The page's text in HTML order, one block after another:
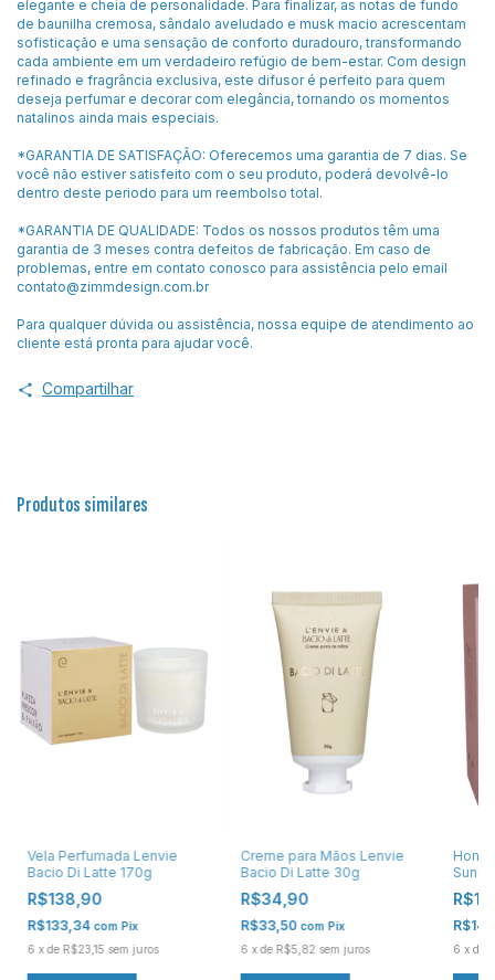
elegante e cheia de personalidade. Para finalizar, as notas de fundo
de baunilha cremosa, sândalo aveludado e musk macio acrescentam
sofisticação e uma sensação de conforto duradouro, transformando
cada ambiente em um verdadeiro refúgio de bem-estar. Com design
refinado e fragrância exclusiva, este difusor é perfeito para quem
deseja perfumar e decorar com elegância, tornando os momentos
natalinos ainda mais especiais.
*GARANTIA DE SATISFAÇÃO: Oferecemos uma garantia de 7 dias. Se
você não estiver satisfeito com o seu produto, poderá devolvê-lo
dentro deste periodo para um reembolso total.
*GARANTIA DE QUALIDADE: Todos os nossos produtos têm uma
garantia de 3 meses contra defeitos de fabricação. Em caso de
problemas, entre em contato conosco para assistência pelo email
contato@zimmdesign.com.br
Para qualquer dúvida ou assistência, nossa equipe de atendimento ao
cliente está pronta para ajudar você.
Compartilhar
Produtos similares
Vela Perfumada Lenvie
Bacio Di Latte 170g
R$138,90
R$133,34 com Pix
6 xde R$23,15 sem juros
Creme para Mãos Lenvie
Bacio Di Latte 30g
R$34,90
R$33,50 com Pix
6 xde R$5,82 sem juros 6 x de